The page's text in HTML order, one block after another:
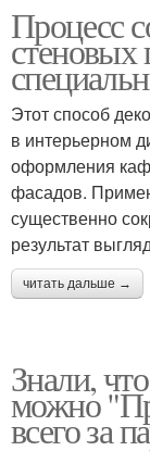
Процесс
Этот способ
в интерьерном
оформления
фасадов.
существенно
результат
читать дальше →
Знали,
можно
всего за